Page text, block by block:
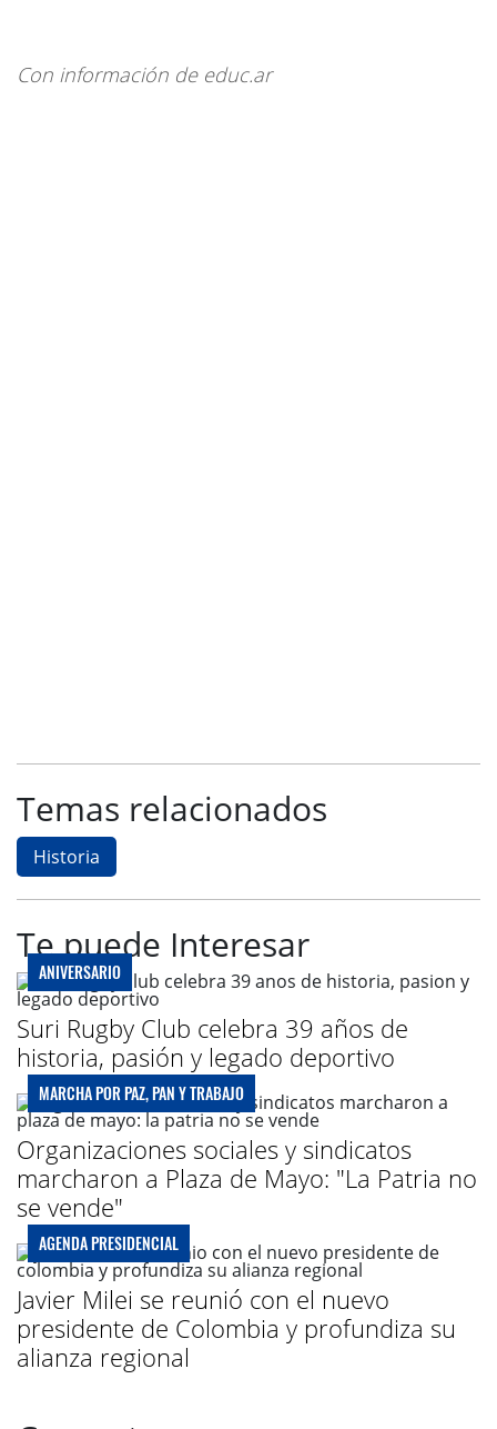
Con información de educ.ar
Temas relacionados
Historia
Te puede Interesar
ANIVERSARIO
Suri Rugby Club celebra 39 años de
historia, pasión y legado deportivo
MARCHA POR PAZ, PAN Y TRABAJO
Organizaciones sociales y sindicatos
marcharon a Plaza de Mayo: "La Patria no
se vende"
AGENDA PRESIDENCIAL
Javier Milei se reunió con el nuevo
presidente de Colombia y profundiza su
alianza regional